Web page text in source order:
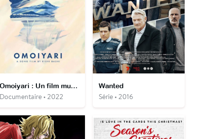
Omoiyari : Un film musical de Kishi Bashi
• 2022
Wanted
Série • 2016